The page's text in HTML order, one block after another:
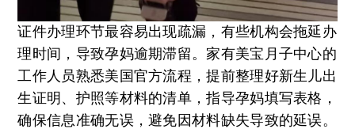
证件办理环节最容易出现疏漏，有些机构会拖延办
理时间，导致孕妈逾期滞留。家有美宝月子中心的
工作人员熟悉美国官方流程，提前整理好新生儿出
生证明、护照等材料的清单，指导孕妈填写表格，
确保信息准确无误，避免因材料缺失导致的延误。